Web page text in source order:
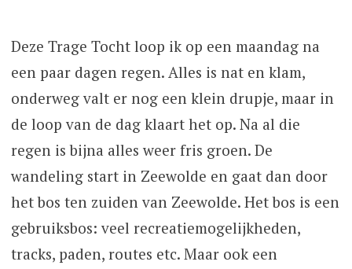
Deze Trage Tocht loop ik op een maandag na
een paar dagen regen. Alles is nat en klam,
onderweg valt er nog een klein drupje, maar in
de loop van de dag klaart het op. Na al die
regen is bijna alles weer fris groen. De
wandeling start in Zeewolde en gaat dan door
het bos ten zuiden van Zeewolde. Het bos is een
gebruiksbos: veel recreatiemogelijkheden,
tracks, paden, routes etc. Maar ook een